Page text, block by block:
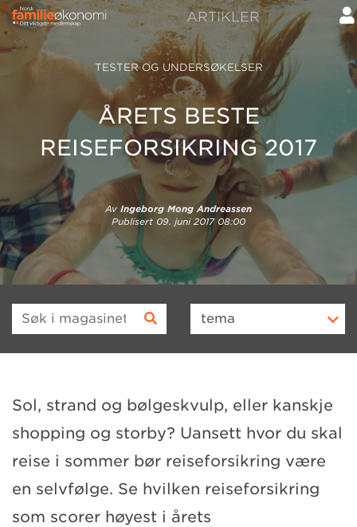
ARTIKLER
TESTER OG UNDERSØKELSER
ÅRETS BESTE
REISEFORSIKRING 2017
Av Ingeborg Mong Andreassen
Publisert 09. juni 2017 08:00
Søk i magasinet tema
Sol, strand og bølgeskvulp, eller kanskje
shopping og storby? Uansett hvor du skal
reise i sommer bør reiseforsikring være
en selvfølge. Se hvilken reiseforsikring
som scorer høyest i årets